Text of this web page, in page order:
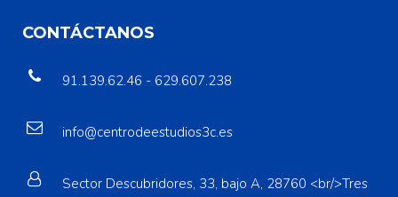
CONTÁCTANOS
91.139.62.46 - 629.607.238
info@centrodeestudios3c.es
Sector Descubridores, 33, bajo A, 28760 <br/>Tres